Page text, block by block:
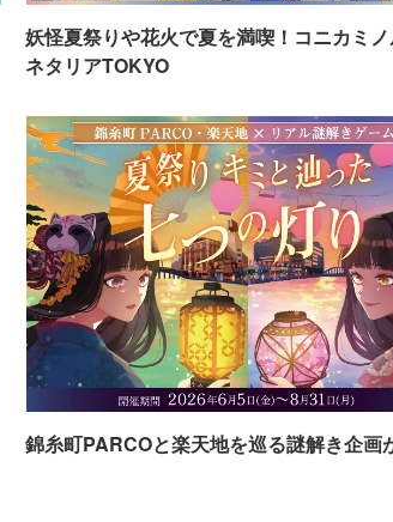
妖怪夏祭りや花火で夏を満喫！コニカミ
ネタリアTOKYO
錦糸町PARCOと楽天地を巡る謎解き企画